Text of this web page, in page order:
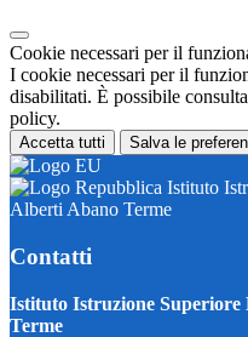
Cookie necessari per il
I cookie necessari per il
disabilitati. È possibile
policy.
Accetta tutti Salva le
Istituto
Alberti Abano Terme
Contatti
Istituto Istruzione
Terme